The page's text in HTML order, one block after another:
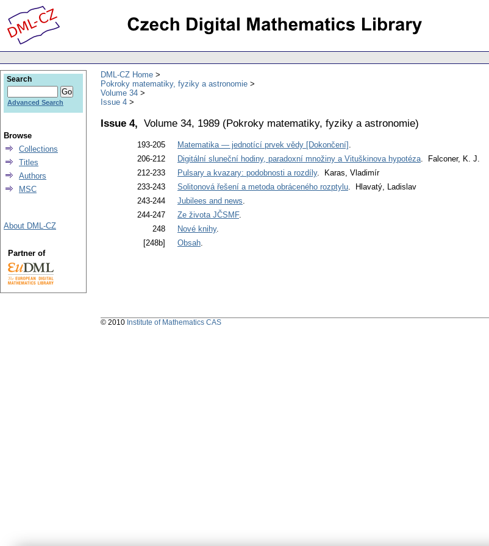
DML-CZ Home
Pokroky matematiky, fyziky a astronomie
Volume 34
Issue 4
Issue 4, Volume 34, 1989 (Pokroky matematiky, fyziky a astronomie)
193-205 Matematika — jednotící prvek vědy [Dokončení] .
206-212
Digitální sluneční hodiny, paradoxní množiny a Vituškinova hypotéza. Falconer, K. J.
212-233
Pulsary a kvazary: podobnosti a rozdíly. Karas, Vladimír
233-243
Solitonová řešení a metoda obráceného rozptylu. Hlavatý, Ladislav
243-244
Jubilees and news.
244-247
Ze života JČSMF.
248
Nové knihy.
[248b]
Obsah.
Search
Advanced Search
Browse
Collections
Titles
Authors
MSC
About DML-CZ
Partner of
© 2010 Institute of Mathematics CAS